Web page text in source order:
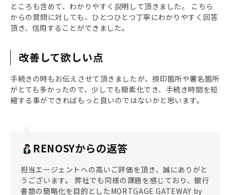
ところも含めて、わかりやすく説明して頂きました。 こちら
からの質問に対しても、ひとつひとつ丁寧にわかりやすく回答
頂き、信用することができました。
改善して欲しい点
手続きの時もお伝えさせて頂きましたが、捺印箇所や署名箇所
がとても多かったので、少しでも簡素化でき、手続き時間を短
縮する事ができればもっと良いのではないかと思います。
RENOSYからの返答
担当エージェントへの高いご評価を頂き、誠にありがと
うございます。 弊社でも同様の課題を感じており、銀行
書類の簡略化を目的としたMORTGAGE GATEWAY by